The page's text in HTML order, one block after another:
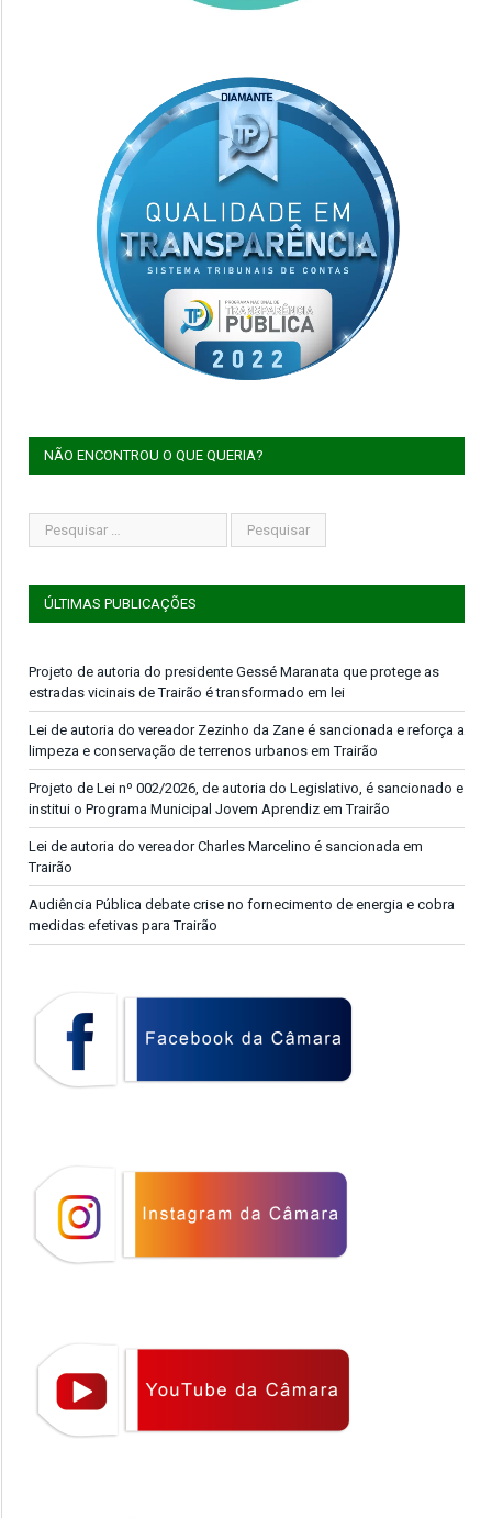
NÃO ENCONTROU O QUE QUERIA?
ÚLTIMAS PUBLICAÇÕES
Projeto de autoria do presidente Gessé Maranata que protege as
estradas vicinais de Trairão é transformado em lei
Lei de autoria do vereador Zezinho da Zane é sancionada e reforça a
limpeza e conservação de terrenos urbanos em Trairão
Projeto de Lei nº 002/2026, de autoria do Legislativo, é sancionado e
institui o Programa Municipal Jovem Aprendiz em Trairão
Lei de autoria do vereador Charles Marcelino é sancionada em
Trairão
Audiência Pública debate crise no fornecimento de energia e cobra
medidas efetivas para Trairão